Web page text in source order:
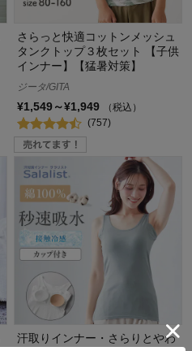
さらっと快適コットンメッシュ
タンクトップ３枚セット 【子供
インナー】【猛暑対策】
ジータ/GITA
¥1,549～¥1,949
（税込）
(757)
汗取りインナー・さらりとやわ